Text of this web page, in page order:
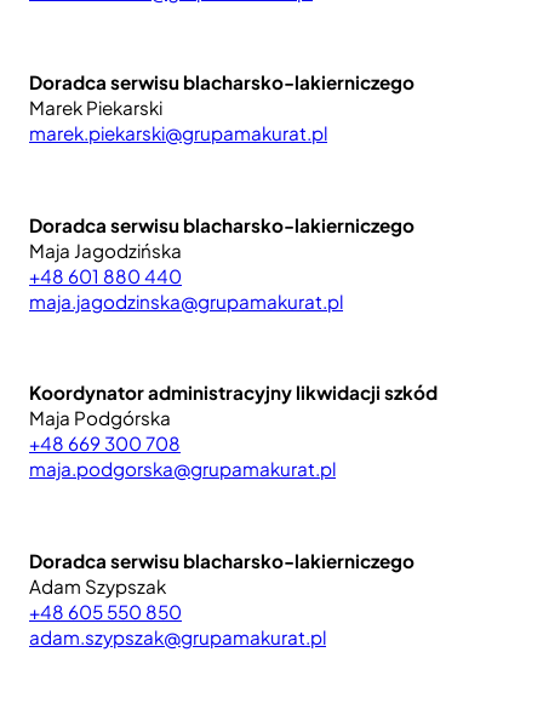
Doradca serwisu blacharsko-lakierniczego
Marek Piekarski
marek.piekarski@grupamakurat.pl
Doradca serwisu blacharsko-lakierniczego
Maja Jagodzińska
+48 601 880 440
maja.jagodzinska@grupamakurat.pl
Koordynator administracyjny likwidacji szkód
Maja Podgórska
+48 669 300 708
maja.podgorska@grupamakurat.pl
Doradca serwisu blacharsko-lakierniczego
Adam Szypszak
+48 605 550 850
adam.szypszak@grupamakurat.pl